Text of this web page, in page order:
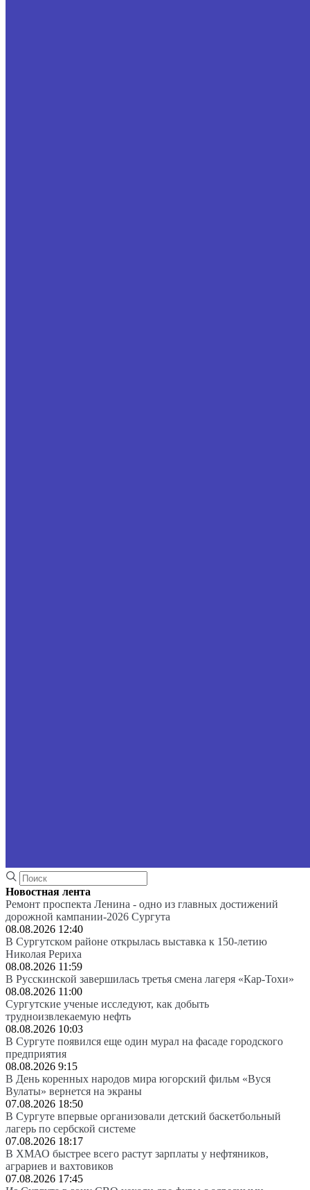
Новостная лента
Ремонт проспекта Ленина - одно из главных достижений
дорожной кампании-2026 Сургута
08.08.2026 12:40
В Сургутском районе открылась выставка к 150-летию
Николая Рериха
08.08.2026 11:59
В Русскинской завершилась третья смена лагеря «Кар-Тохи»
08.08.2026 11:00
Сургутские ученые исследуют, как добыть
трудноизвлекаемую нефть
08.08.2026 10:03
В Сургуте появился еще один мурал на фасаде городского
предприятия
08.08.2026 9:15
В День коренных народов мира югорский фильм «Вуся
Вулаты» вернется на экраны
07.08.2026 18:50
В Сургуте впервые организовали детский баскетбольный
лагерь по сербской системе
07.08.2026 18:17
В ХМАО быстрее всего растут зарплаты у нефтяников,
аграриев и вахтовиков
07.08.2026 17:45